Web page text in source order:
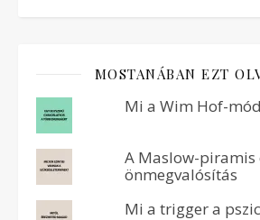
MOSTANÁBAN EZT
Mi a Wim Hof-
A Maslow-piramis
önmegvalósítás
Mi a trigger a